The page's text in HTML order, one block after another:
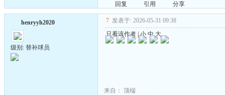
回复
引用 分享
henryyh2020
级别: 替补球员
7 发表于: 2026-05-31 09:38
只看该作者 |小 中 大
来自： 顶端